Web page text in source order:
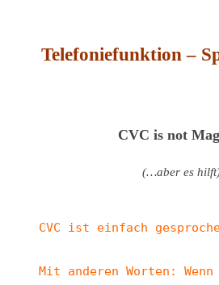
Telefoniefunktion –
CVC is not
(…aber es
CVC ist einfach
Mit anderen Worten: